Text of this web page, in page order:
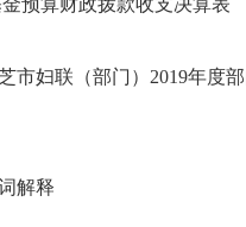
预算财政拨款收支决算表
市妇联（部门 ） 2019年度
解释